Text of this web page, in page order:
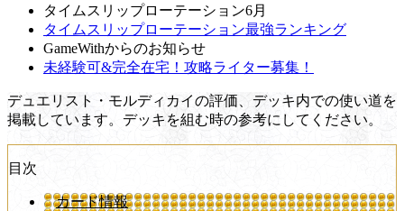
タイムスリップローテーション6月
タイムスリップローテーション最強ランキング
GameWithからのお知らせ
未経験可&完全在宅！攻略ライター募集！
デュエリスト・モルディカイの評価、デッキ内での使い道を
掲載しています。デッキを組む時の参考にしてください。
目次
カード情報